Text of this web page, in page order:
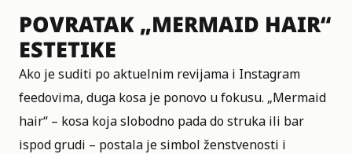
POVRATAK „MERMAID HAIR“
ESTETIKE
Ako je suditi po aktuelnim revijama i Instagram
feedovima, duga kosa je ponovo u fokusu. „Mermaid
hair“ – kosa koja slobodno pada do struka ili bar
ispod grudi – postala je simbol ženstvenosti i